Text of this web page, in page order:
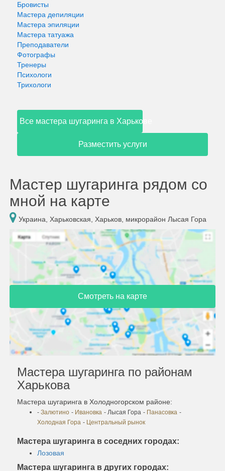
Бровисты
Мастера депиляции
Мастера эпиляции
Мастера татуажа
Преподаватели
Фотографы
Тренеры
Психологи
Трихологи
Все мастера шугаринга в Харькове
Разместить услуги
Мастер шугаринга рядом со
мной на карте
Украина, Харьковская, Харьков, микрорайон Лысая Гора
Смотреть на карте
Мастера шугаринга по районам
Харькова
Мастера шугаринга в Холодногорском районе:
- Залютино - Ивановка - Лысая Гора - Панасовка -
Холодная Гора - Центральный рынок
Мастера шугаринга в соседних городах:
Лозовая
Мастера шугаринга в других городах: